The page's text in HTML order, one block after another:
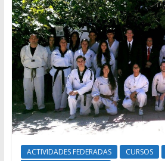
ACTIVIDADES FEDERADAS CURSOS